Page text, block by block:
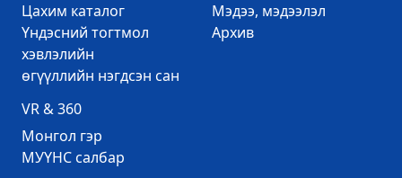
Цахим каталог
Үндэсний тогтмол
хэвлэлийн
өгүүллийн нэгдсэн сан
Mэдээ, мэдээлэл
Архив
VR & 360
Mонгол гэр
МУҮНС салбар